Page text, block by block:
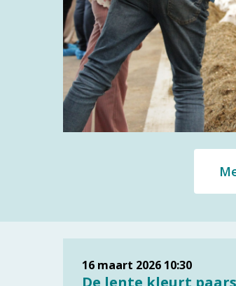
16 maart 2026 10:30